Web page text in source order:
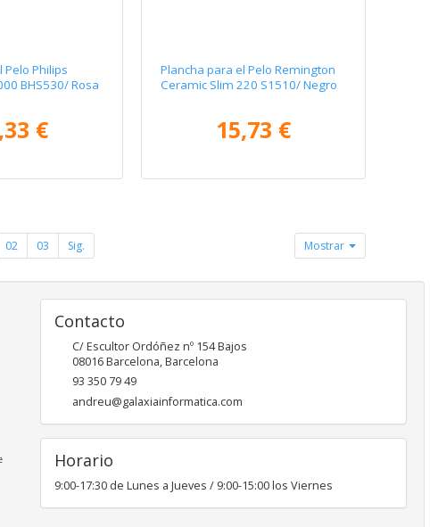
Pelo Philips
BHS530/ Rosa
€
Plancha para el Pelo Remington
Ceramic Slim 220 S1510/ Negro
15,73 €
02 03 Sig. Mostrar
Contacto
C/ Escultor Ordóñez nº 154 Bajos
08016Barcelona,Barcelona
93 350 79 49
andreu@galaxiainformatica.com
Horario
9:00-17:30 de Lunes a Jueves / 9:00-15:00 los Viernes